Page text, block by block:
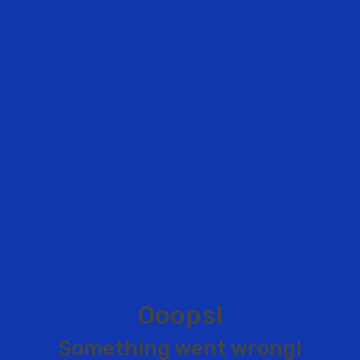
Ooops!
Something went wrong!